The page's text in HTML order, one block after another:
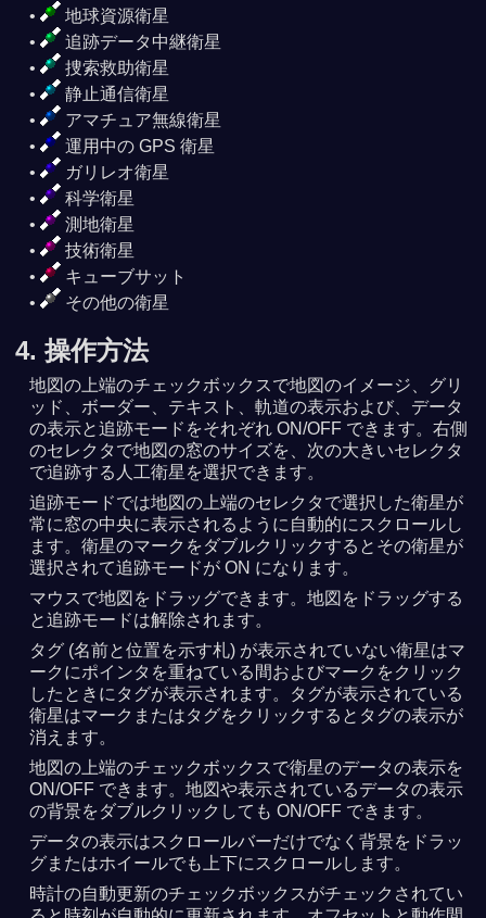
地球資源衛星
追跡データ中継衛星
捜索救助衛星
静止通信衛星
アマチュア無線衛星
運用中の GPS 衛星
ガリレオ衛星
科学衛星
測地衛星
技術衛星
キューブサット
その他の衛星
4. 操作方法
地図の上端のチェックボックスで地図のイメージ、グリ
ッド、ボーダー、テキスト、軌道の表示および、データ
の表示と追跡モードをそれぞれ ON/OFF できます。右側
のセレクタで地図の窓のサイズを、次の大きいセレクタ
で追跡する人工衛星を選択できます。
追跡モードでは地図の上端のセレクタで選択した衛星が
常に窓の中央に表示されるように自動的にスクロールし
ます。衛星のマークをダブルクリックするとその衛星が
選択されて追跡モードが ON になります。
マウスで地図をドラッグできます。地図をドラッグする
と追跡モードは解除されます。
タグ (名前と位置を示す札) が表示されていない衛星はマ
ークにポインタを重ねている間およびマークをクリック
したときにタグが表示されます。タグが表示されている
衛星はマークまたはタグをクリックするとタグの表示が
消えます。
地図の上端のチェックボックスで衛星のデータの表示を
ON/OFF できます。地図や表示されているデータの表示
の背景をダブルクリックしても ON/OFF できます。
データの表示はスクロールバーだけでなく背景をドラッ
グまたはホイールでも上下にスクロールします。
時計の自動更新のチェックボックスがチェックされてい